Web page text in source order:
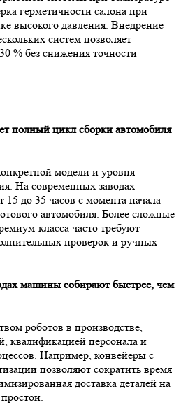
герметичности салона при
высокого давления. Внедрение
систем позволяет
% без снижения точности
полный цикл сборки автомобиля
модели и уровня
На современных заводах
15 до 35 часов с момента начала
автомобиля. Более сложные
класса часто требуют
проверок и ручных
машины собирают быстрее, чем
роботов в производстве,
квалификацией персонала и
Например, конвейеры с
позволяют сократить время
доставка деталей на